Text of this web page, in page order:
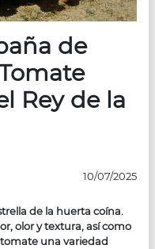
de
Rey de la
10/07/2025
de la huerta coína.
olor y textura, así como
una variedad